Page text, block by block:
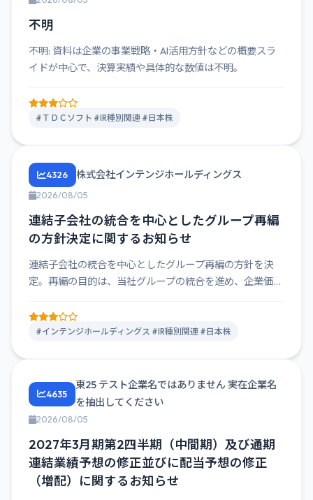
不明
不明: 資料は企業の事業戦略・AI活用方針などの概要スラ
イドが中心で、決算実績や具体的な数値は不明。
#ＴＤＣソフト #IR種別関連 #日本株
4326 株式会社インテンジホールディングス
2026/08/05
連結子会社の統合を中心としたグループ再編
の方針決定に関するお知らせ
連結子会社の統合を中心としたグループ再編の方針を決
定。再編の目的は、当社グループの統合を進め、企業価値
#インテンジホールディングス #IR種別関連 #日本株
4635
東25 テスト企業名ではありません 実在企業名
を抽出してください
2026/08/05
2027年3月期第2四半期（中間期）及び通期
連結業績予想の修正並びに配当予想の修正
（増配）に関するお知らせ